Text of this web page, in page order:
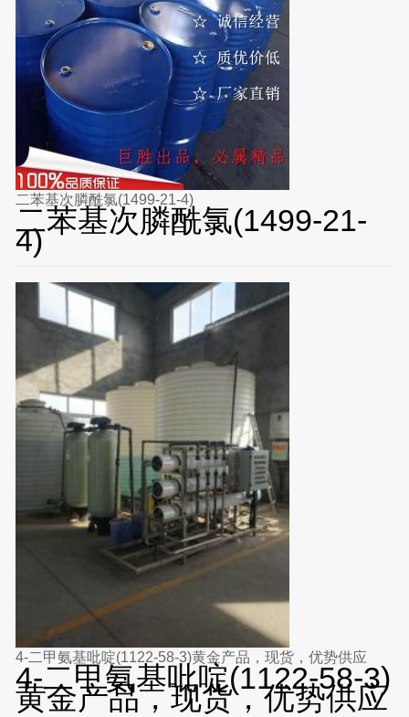
二苯基次膦酰氯(1499-21-4)
二苯基次膦酰氯(1499-21-
4)
4-二甲氨基吡啶(1122-58-3)黄金产品，现货，优势供应
4-二甲氨基吡啶(1122-58-3)
黄金产品，现货，优势供应